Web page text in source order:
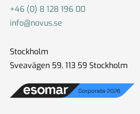
+46 (0) 8 128 196 00
info@novus.se
Stockholm
Sveavägen 59, 113 59 Stockholm